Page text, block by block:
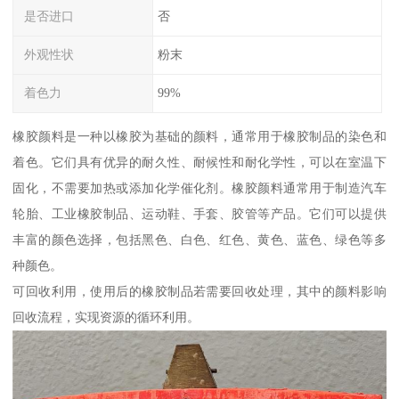
是否进口 否
外观性状 粉末
着色力 99%
橡胶颜料是一种以橡胶为基础的颜料，通常用于橡胶制品的染色和
着色。它们具有优异的耐久性、耐候性和耐化学性，可以在室温下
固化，不需要加热或添加化学催化剂。橡胶颜料通常用于制造汽车
轮胎、工业橡胶制品、运动鞋、手套、胶管等产品。它们可以提供
丰富的颜色选择，包括黑色、白色、红色、黄色、蓝色、绿色等多
种颜色。
可回收利用，使用后的橡胶制品若需要回收处理，其中的颜料影响
回收流程，实现资源的循环利用。